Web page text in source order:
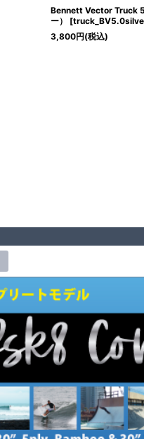
Bennett Vector Truck
ー）
[
3,800円(税込)